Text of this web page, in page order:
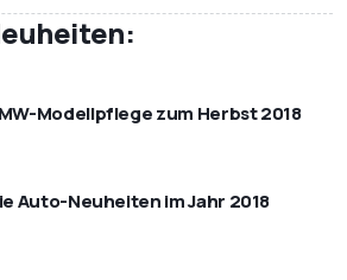
Modellpflege zum Herbst 2018
Auto-Neuheiten im Jahr 2018